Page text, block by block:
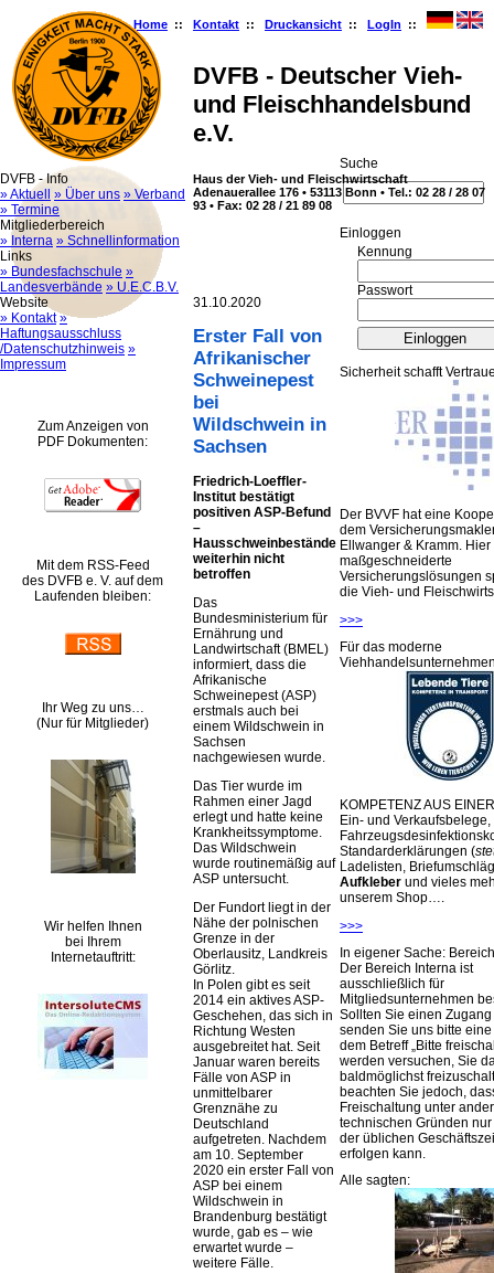
Home :: Kontakt :: Druckansicht :: LogIn ::
DVFB - Deutscher Vieh-
und Fleischhandelsbund
e.V.
Haus der Vieh- und Fleischwirtschaft
Adenauerallee 176 • 53113 Bonn • Tel.: 02 28 / 28 07
93 • Fax: 02 28 / 21 89 08
DVFB - Info
» Aktuell
» Über uns » Verband
» Termine
Mitgliederbereich
» Interna » Schnellinformation
Links
» Bundesfachschule »
Landesverbände » U.E.C.B.V.
Website
» Kontakt »
Haftungsausschluss
/Datenschutzhinweis »
Impressum
Zum Anzeigen von
PDF Dokumenten:
Mit dem RSS-Feed
des DVFB e. V. auf dem
Laufenden bleiben:
Ihr Weg zu uns…
(Nur für Mitglieder)
Wir helfen Ihnen
bei Ihrem
Internetauftritt:
31.10.2020
Erster Fall von
Afrikanischer
Schweinepest
bei
Wildschwein in
Sachsen
Friedrich-Loeffler-
Institut bestätigt
positiven ASP-Befund
–
Hausschweinbestände
weiterhin nicht
betroffen
Das
Bundesministerium für
Ernährung und
Landwirtschaft (BMEL)
informiert, dass die
Afrikanische
Schweinepest (ASP)
erstmals auch bei
einem Wildschwein in
Sachsen
nachgewiesen wurde.
Das Tier wurde im
Rahmen einer Jagd
erlegt und hatte keine
Krankheitssymptome.
Das Wildschwein
wurde routinemäßig auf
ASP untersucht.
Der Fundort liegt in der
Nähe der polnischen
Grenze in der
Oberlausitz, Landkreis
Görlitz.
In Polen gibt es seit
2014 ein aktives ASP-
Geschehen, das sich in
Richtung Westen
ausgebreitet hat. Seit
Januar waren bereits
Fälle von ASP in
unmittelbarer
Grenznähe zu
Deutschland
aufgetreten. Nachdem
am 10. September
2020 ein erster Fall von
ASP bei einem
Wildschwein in
Brandenburg bestätigt
wurde, gab es – wie
erwartet wurde –
weitere Fälle.
Suche
Ein­log­gen
Kennung
Passwort
Sicherheit schafft
Der BVVF hat eine
dem
Ellwanger & Kramm.
maßgeschneiderte
Versicherungslösungen
die Vieh- und
>>>
Für das moderne
KOMPETENZ AUS
Ein- und Verkaufsbelege,
Standarderklärungen (
Ladelisten,
Aufkleber und vieles
unserem Shop….
>>>
In eigener Sache:
Der Bereich Interna ist
ausschließlich für
Mitgliedsunternehmen
Sollten Sie einen
senden Sie uns bitte
dem Betreff „Bitte
werden versuchen, Sie
baldmöglichst
beachten Sie jedoch,
Freischaltung unter
technischen Gründen
der üblichen
erfolgen kann.
Alle sagten: